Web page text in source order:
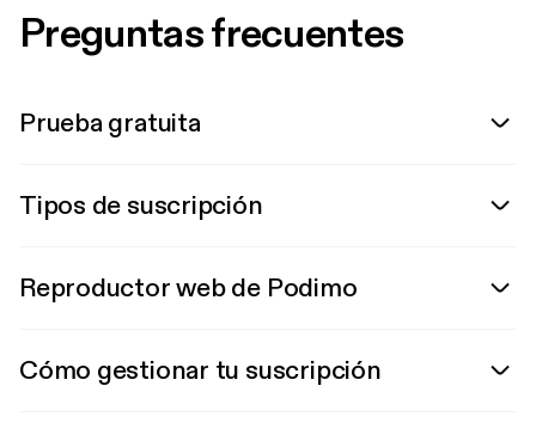
Preguntas frecuentes
Prueba gratuita
Tipos de suscripción
Reproductor web de Podimo
Cómo gestionar tu suscripción